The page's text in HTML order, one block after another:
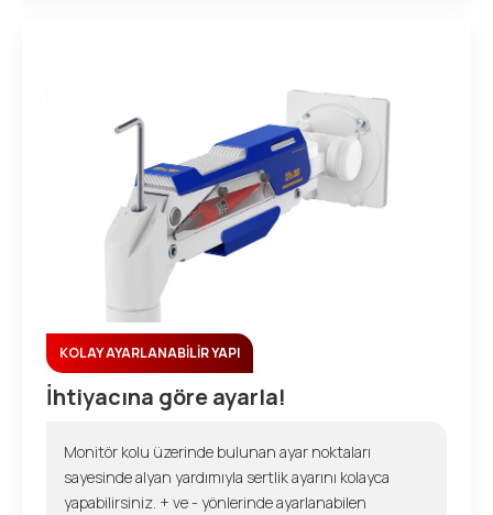
KOLAY AYARLANABİLİR YAPI
İhtiyacına göre ayarla!
Monitör kolu üzerinde bulunan ayar noktaları
sayesinde alyan yardımıyla sertlik ayarını kolayca
yapabilirsiniz. + ve - yönlerinde ayarlanabilen